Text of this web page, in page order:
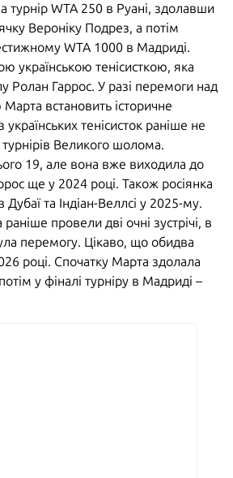
турнір WTA 250 в Руані, здолавши
Вероніку Подрез, а потім
WTA 1000 в Мадриді.
українською тенісисткою, яка
Ролан Гаррос. У разі перемоги над
встановить історичне
українських тенісисток раніше не
Великого шолома.
19, але вона вже виходила до
ще у 2024 році. Також росіянка
Дубаї та Індіан-Веллсі у 2025-му.
провели дві очні зустрічі, в
перемогу. Цікаво, що обидва
році. Спочатку Марта здолала
у фіналі турніру в Мадриді –